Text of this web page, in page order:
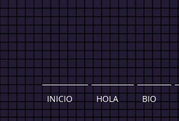
INICIO HOLA BIO